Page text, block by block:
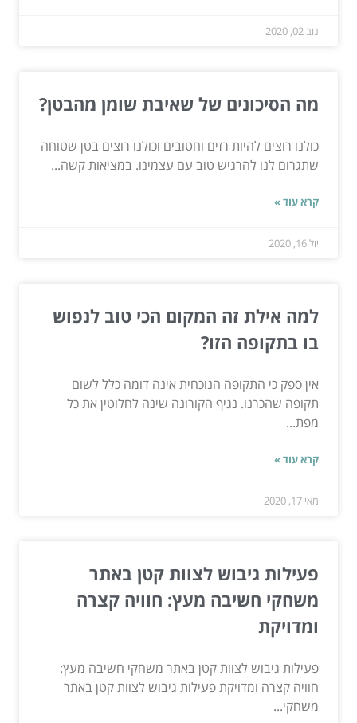
נוב 02, 2020
מה הסיכונים של שאיבת שומן מהבטן?
כולנו רוצים להיות רזים וחטובים וכולנו רוצים בטן שטוחה
שתגרום לנו להרגיש טוב עם עצמינו. במציאות קשה...
קרא עוד »
יול 16, 2020
למה אילת זה המקום הכי טוב לנפוש
בו בתקופה הזו?
אין ספק כי התקופה הנוכחית אינה דומה כלל לשום
תקופה שהכרנו. נגיף הקורונה שינה לחלוטין את כל
מפת...
קרא עוד »
מאי 17, 2020
פעילות גיבוש לצוות קטן באתר
משחקי חשיבה מעץ: חוויה קצרה
ומדויקת
פעילות גיבוש לצוות קטן באתר משחקי חשיבה מעץ:
חוויה קצרה ומדויקת פעילות גיבוש לצוות קטן באתר
משחקי...